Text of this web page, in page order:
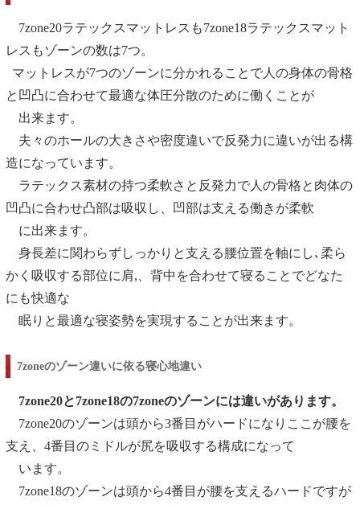
7zone20ラテックスマットレスも7zone18ラテックスマット
レスもゾーンの数は7つ。
マットレスが7つのゾーンに分かれることで人の身体の骨格
と凹凸に合わせて最適な体圧分散のために働くことが
出来ます。
夫々のホールの大きさや密度違いで反発力に違いが出る構
造になっています。
ラテックス素材の持つ柔軟さと反発力で人の骨格と肉体の
凹凸に合わせ凸部は吸収し、凹部は支える働きが柔軟
に出来ます。
身長差に関わらずしっかりと支える腰位置を軸にし､柔ら
かく吸収する部位に肩,、背中を合わせて寝ることでどなた
にも快適な
眠りと最適な寝姿勢を実現することが出来ます。
7zoneのゾーン違いに依る寝心地違い
7zone20と7zone18の7zoneのゾーンには違いがあります。
7zone20のゾーンは頭から3番目がハードになりここが腰を
支え、4番目のミドルが尻を吸収する構成になって
います。
7zone18のゾーンは頭から4番目が腰を支えるハードですが